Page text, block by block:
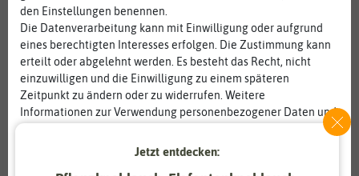
den Einstellungen benennen.
Die Datenverarbeitung kann mit Einwilligung oder aufgrund
eines berechtigten Interesses erfolgen. Die Zustimmung kann
erteilt oder abgelehnt werden. Es besteht das Recht, nicht
einzuwilligen und die Einwilligung zu einem späteren
Zeitpunkt zu ändern oder zu widerrufen. Weitere
Informationen zur Verwendung personenbezogener Daten und
Jetzt entdecken: